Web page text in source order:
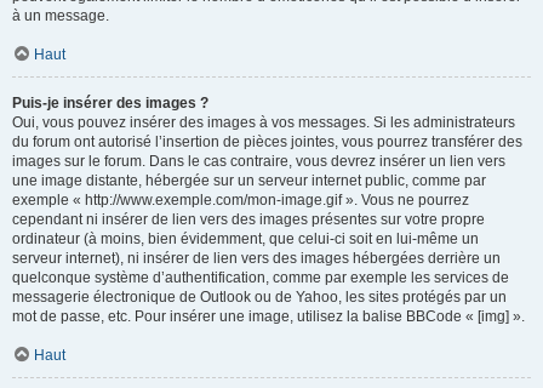
à un message.
Haut
Puis-je insérer des images ?
Oui, vous pouvez insérer des images à vos messages. Si les administrateurs
du forum ont autorisé l’insertion de pièces jointes, vous pourrez transférer des
images sur le forum. Dans le cas contraire, vous devrez insérer un lien vers
une image distante, hébergée sur un serveur internet public, comme par
exemple « http://www.exemple.com/mon-image.gif ». Vous ne pourrez
cependant ni insérer de lien vers des images présentes sur votre propre
ordinateur (à moins, bien évidemment, que celui-ci soit en lui-même un
serveur internet), ni insérer de lien vers des images hébergées derrière un
quelconque système d’authentification, comme par exemple les services de
messagerie électronique de Outlook ou de Yahoo, les sites protégés par un
mot de passe, etc. Pour insérer une image, utilisez la balise BBCode « [img] ».
Haut